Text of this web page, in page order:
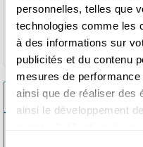
personnelles, telles que
technologies comme les
à des informations sur
publicités et du contenu
mesures de
ainsi que de réaliser des
ainsi le développement
Ce produit a été envoyé
"Mes beaux sapins", à
d'un abonnement
<< DVD ODYSSÉE MARE